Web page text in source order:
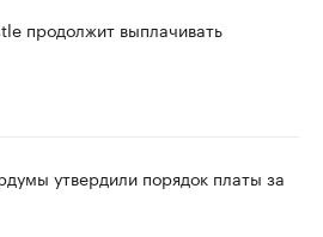
продолжит выплачивать
утвердили порядок платы за